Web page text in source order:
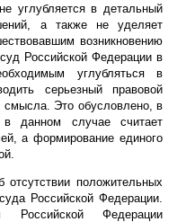
углубляется в детальный
а также не уделяет
возникновению
Российской Федерации в
углубляться в
серьезный правовой
смысла. Это обусловлено, в
данном случае считает
а формирование единого
положительных
Российской Федерации.
Федерации